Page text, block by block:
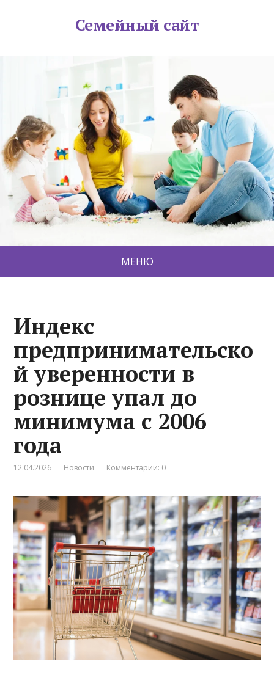
Семейный сайт
МЕНЮ
Индекс
предпринимательско
й уверенности в
рознице упал до
минимума с 2006
года
12.04.2026 Новости Комментарии: 0